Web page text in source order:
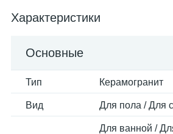
Характеристики
Основные
Тип Керамогранит
Вид Для пола / Для
Для ванной /